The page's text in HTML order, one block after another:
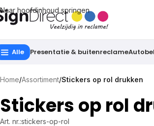
Naar hoofdinhoud springen
Alle Presentatie & buitenreclame
Home/Assortiment/Stickers op rol drukken
Stickers op rol
Art. nr.:stickers-op-rol